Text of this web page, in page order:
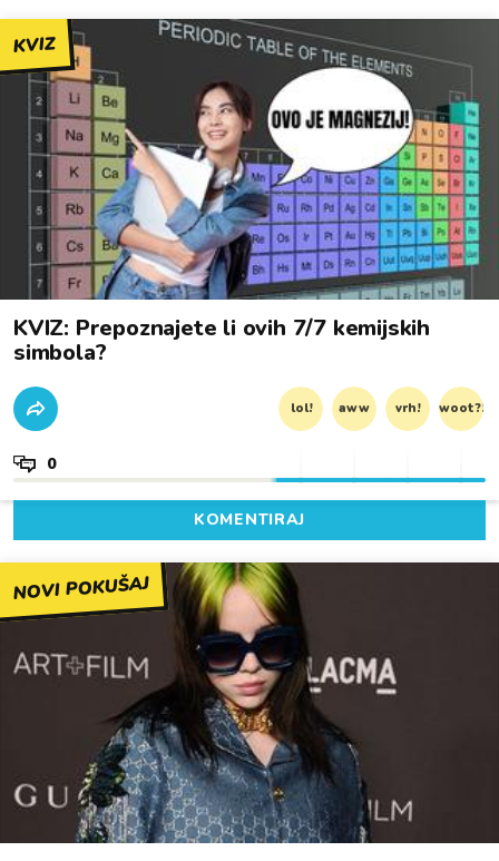
KVIZ
KVIZ: Prepoznajete li ovih 7/7 kemijskih
simbola?
lol! aww vrh! woot?!
0
KOMENTIRAJ
NOVI POKUŠAJ